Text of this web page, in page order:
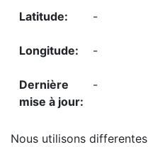
-
-
-
Nous utilisons